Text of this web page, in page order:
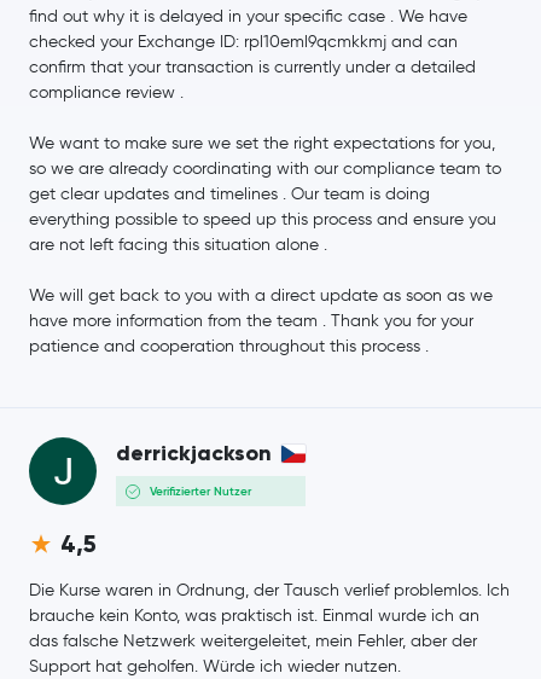
find out why it is delayed in your specific case . We have
checked your Exchange ID: rpl10eml9qcmkkmj and can
confirm that your transaction is currently under a detailed
compliance review .
We want to make sure we set the right expectations for you,
so we are already coordinating with our compliance team to
get clear updates and timelines . Our team is doing
everything possible to speed up this process and ensure you
are not left facing this situation alone .
We will get back to you with a direct update as soon as we
have more information from the team . Thank you for your
patience and cooperation throughout this process .
derrickjackson
Verifizierter Nutzer
4,5
Die Kurse waren in Ordnung, der Tausch verlief problemlos. Ich
brauche kein Konto, was praktisch ist. Einmal wurde ich an
das falsche Netzwerk weitergeleitet, mein Fehler, aber der
Support hat geholfen. Würde ich wieder nutzen.